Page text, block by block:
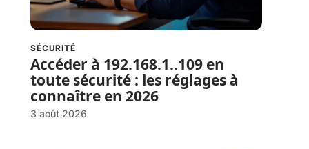
SÉCURITÉ
Accéder à 192.168.1..109 en
toute sécurité : les réglages à
connaître en 2026
3 août 2026